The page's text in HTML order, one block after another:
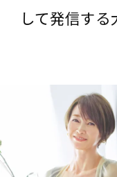
して発信する